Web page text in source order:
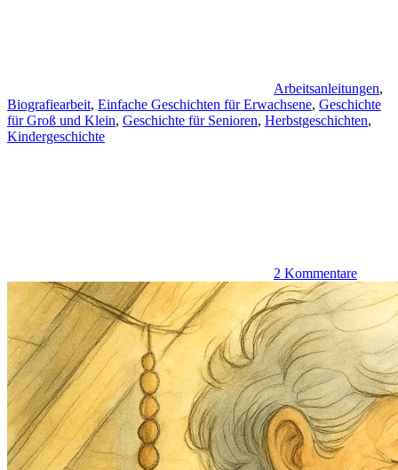
Arbeitsanleitungen,
Biografiearbeit, Einfache Geschichten für Erwachsene, Geschichte
für Groß und Klein, Geschichte für Senioren, Herbstgeschichten,
Kindergeschichte
2 Kommentare